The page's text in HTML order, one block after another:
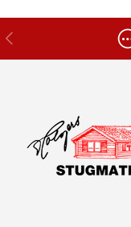
Tidigare